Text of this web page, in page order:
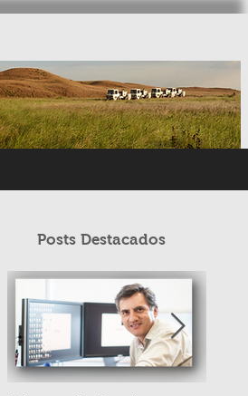
Posts Destacados